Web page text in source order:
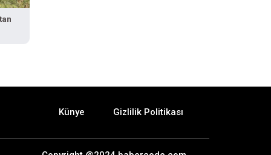
Künye Gizlilik Politikası